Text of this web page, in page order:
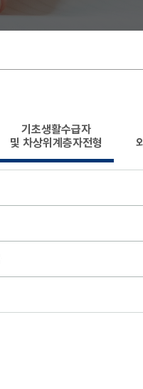
기초생활수급자
및 차상위계층자전형